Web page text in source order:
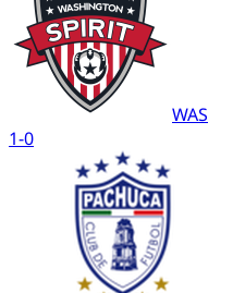
WAS
1-0